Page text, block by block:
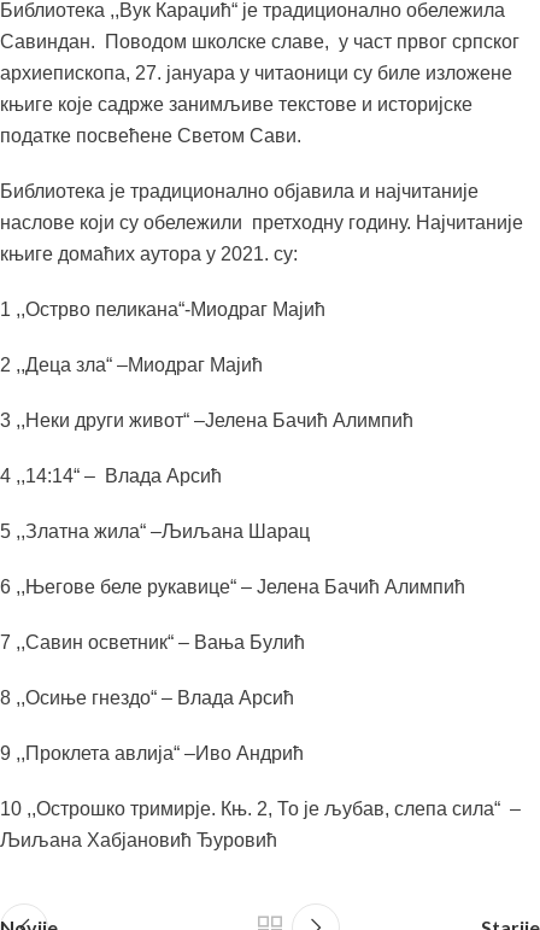
Библиотека ,,Вук Караџић“ је традиционално обележила
Савиндан. Поводом школске славе, у част првог српског
архиепископа, 27. јануара у читаоници су биле изложене
књиге које садрже занимљиве текстове и историјске
податке посвећенe Светом Сави.
Библиотека је традиционално објавила и најчитаније
наслове који су обележили претходну годину. Најчитаније
књиге домаћих аутора у 2021. су:
1 ,,Острво пеликана“-Миодраг Мајић
2 ,,Деца зла“ –Миодраг Мајић
3 ,,Неки други живот“ –Јелена Бачић Алимпић
4 ,,14:14“ – Влада Арсић
5 ,,Златна жила“ –Љиљана Шарац
6 ,,Његове беле рукавице“ – Јелена Бачић Алимпић
7 ,,Савин осветник“ – Вања Булић
8 ,,Осиње гнездо“ – Влада Арсић
9 ,,Проклета авлија“ –Иво Андрић
10 ,,Острошко тримирје. Књ. 2, То је љубав, слепа сила“ –
Љиљана Хабјановић Ђуровић